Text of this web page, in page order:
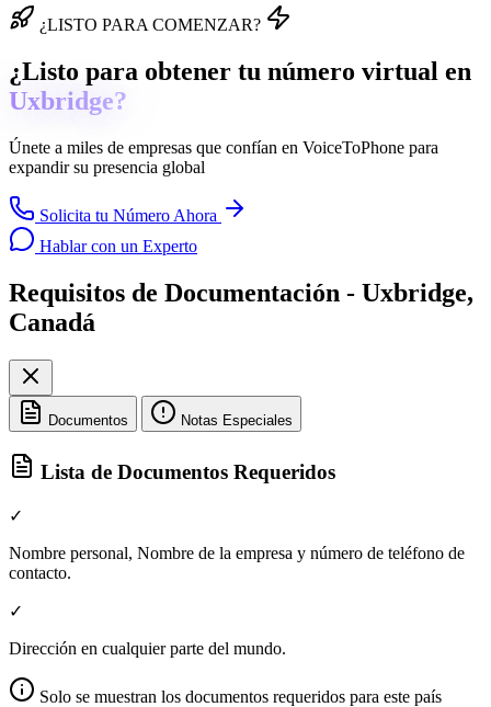
¿LISTO PARA COMENZAR?
¿Listo para obtener tu número virtual en
Uxbridge?
Únete a miles de empresas que confían en VoiceToPhone para
expandir su presencia global
Solicita tu Número Ahora
Hablar con un Experto
Requisitos de Documentación - Uxbridge,
Canadá
Documentos Notas Especiales
Lista de Documentos Requeridos
✓
Nombre personal, Nombre de la empresa y número de teléfono de
contacto.
✓
Dirección en cualquier parte del mundo.
Solo se muestran los documentos requeridos para este país